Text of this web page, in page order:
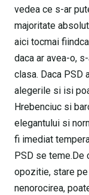
vedea ce s-ar
majoritate
aici tocmai
daca ar avea-o,
clasa. Daca PSD
alegerile si isi
Hrebenciuc si
elegantului si
fi imediat
PSD se teme.De
opozitie, stare pe
nenorocirea,